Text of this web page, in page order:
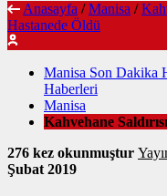
Anasayfa / Manisa /
Hastanede Öldü
Manisa Son Dakika
Haberleri
Manisa
Kahvehane
276 kez okunmuştur
Şubat 2019